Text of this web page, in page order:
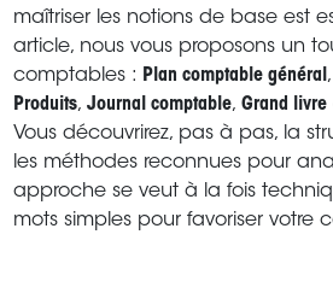
maîtriser les notions de base est
article, nous vous proposons un
comptables : Plan comptable général ,
Produits, Journal comptable, Grand livre
Vous découvrirez, pas à pas, la
les méthodes reconnues pour
approche se veut à la fois
mots simples pour favoriser votre